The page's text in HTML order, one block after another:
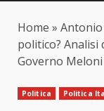
Home »
politico?
Governo Meloni
Politica Politica